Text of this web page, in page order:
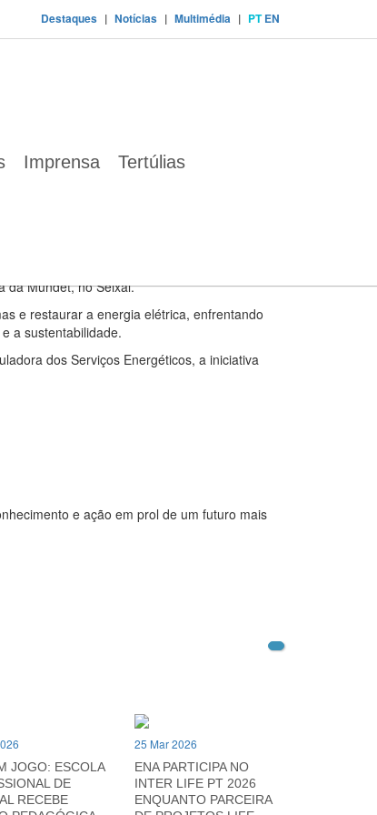
Destaques | Notícias | Multimédia | PT EN
Imprensa Tertúlias
da Mundet, no Seixal.
e restaurar a energia elétrica, enfrentando
a sustentabilidade.
dos Serviços Energéticos, a iniciativa
e ação em prol de um futuro mais
JOGO: ESCOLA
DE
RECEBE
25 Mar 2026
ENA PARTICIPA NO
INTER LIFE PT 2026
ENQUANTO PARCEIRA